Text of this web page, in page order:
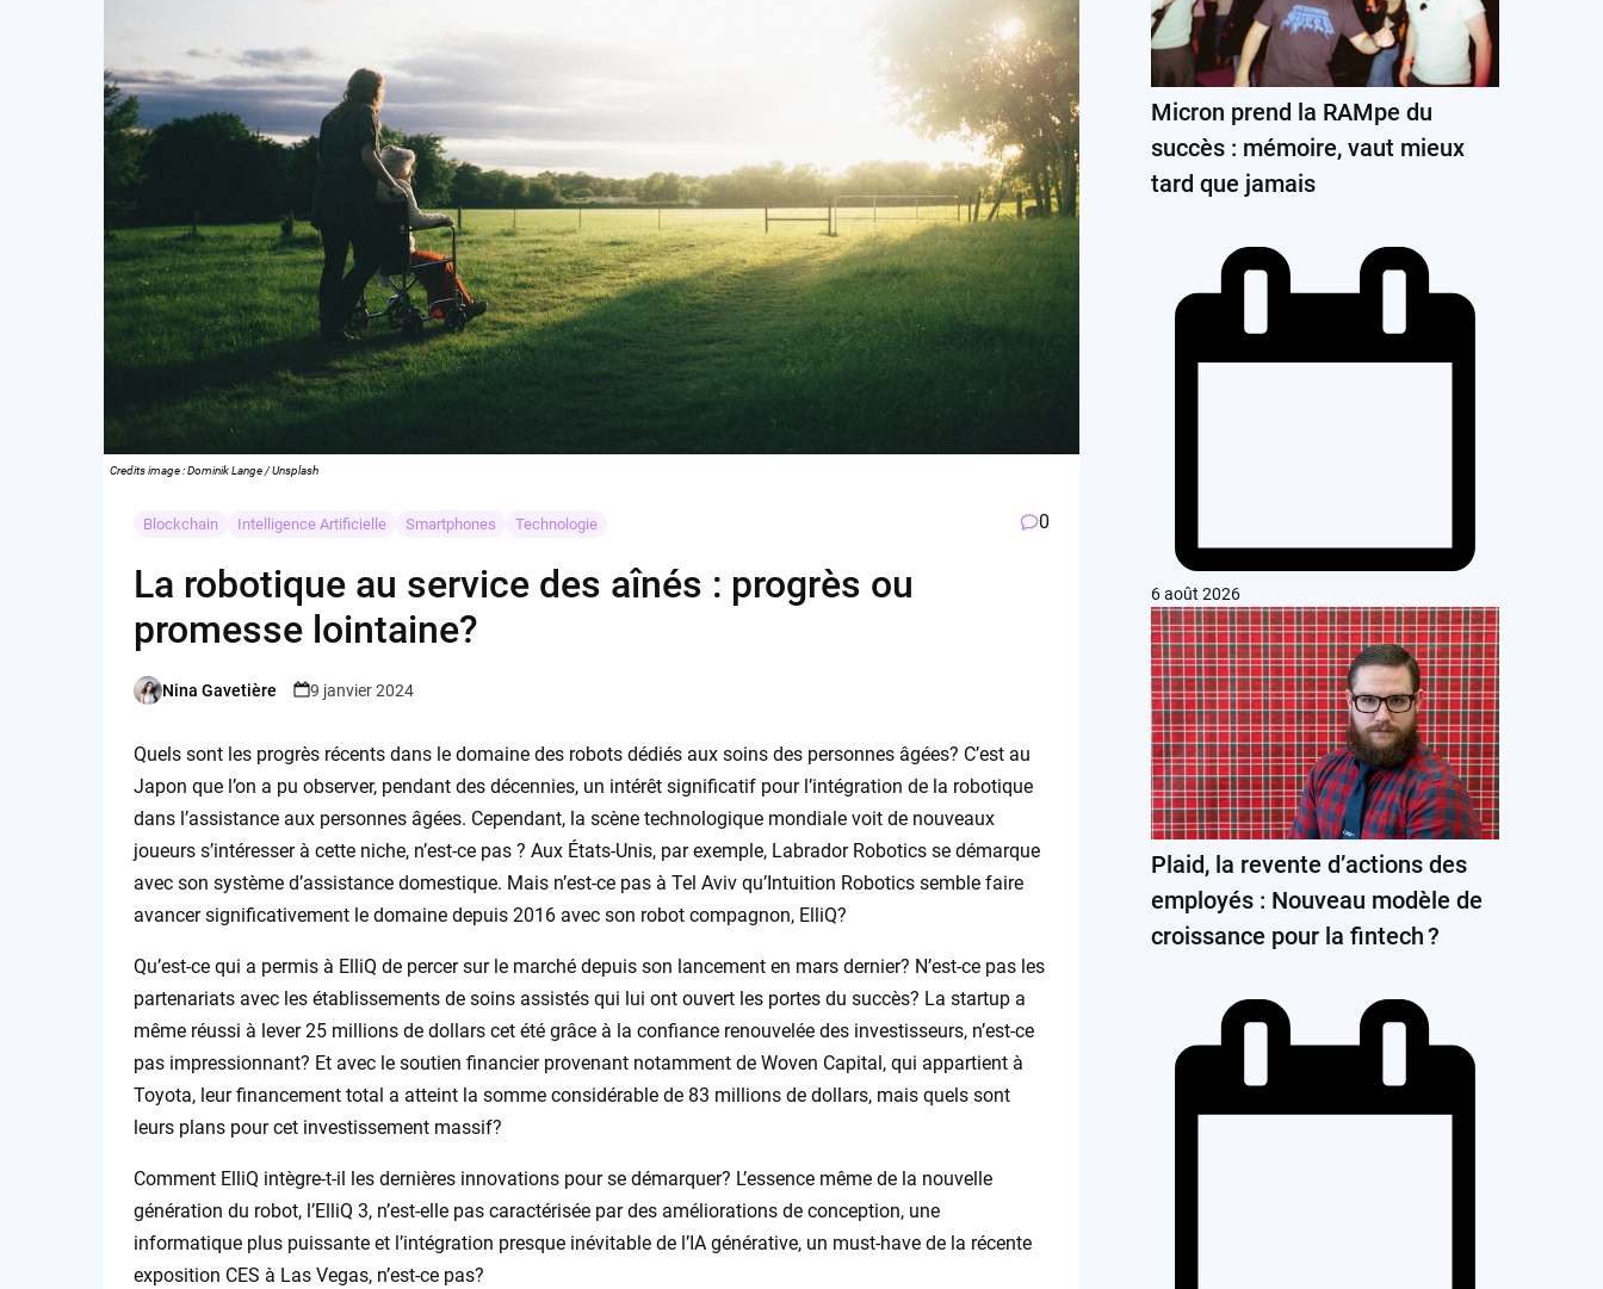
Credits image : Dominik Lange / Unsplash
Blockchain Intelligence Artificielle Smartphones Technologie 0
La robotique au service des aînés : progrès ou
promesse lointaine?
Posted
Nina Gavetière 9 janvier 2024
Quels sont les progrès récents dans le domaine des robots dédiés aux soins des personnes âgées? C’est au
Japon que l’on a pu observer, pendant des décennies, un intérêt significatif pour l’intégration de la robotique
dans l’assistance aux personnes âgées. Cependant, la scène technologique mondiale voit de nouveaux
joueurs s’intéresser à cette niche, n’est-ce pas ? Aux États-Unis, par exemple, Labrador Robotics se démarque
avec son système d’assistance domestique. Mais n’est-ce pas à Tel Aviv qu’Intuition Robotics semble faire
avancer significativement le domaine depuis 2016 avec son robot compagnon, ElliQ?
Qu’est-ce qui a permis à ElliQ de percer sur le marché depuis son lancement en mars dernier? N’est-ce pas les
partenariats avec les établissements de soins assistés qui lui ont ouvert les portes du succès? La startup a
même réussi à lever 25 millions de dollars cet été grâce à la confiance renouvelée des investisseurs, n’est-ce
pas impressionnant? Et avec le soutien financier provenant notamment de Woven Capital, qui appartient à
Toyota, leur financement total a atteint la somme considérable de 83 millions de dollars, mais quels sont
leurs plans pour cet investissement massif?
Comment ElliQ intègre-t-il les dernières innovations pour se démarquer? L’essence même de la nouvelle
génération du robot, l’ElliQ 3, n’est-elle pas caractérisée par des améliorations de conception, une
informatique plus puissante et l’intégration presque inévitable de l’IA générative, un must-have de la récente
exposition CES à Las Vegas, n’est-ce pas?
Micron prend la RAMpe du
succès : mémoire, vaut mieux
tard que jamais
6 août 2026
Plaid, la revente d’actions des
employés : Nouveau modèle de
croissance pour la fintech ?